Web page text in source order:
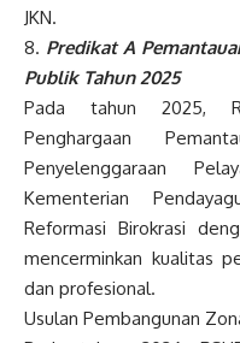
JKN.
8. Predikat A
Publik Tahun 2025
Pada tahun 2025,
Penghargaan
Penyelenggaraan
Kementerian
Reformasi Birokrasi
mencerminkan kualitas
dan profesional.
Usulan Pembangunan